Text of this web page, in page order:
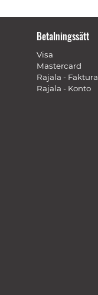
Betalningssätt
Visa
Mastercard
Rajala - Faktura
Rajala - Konto